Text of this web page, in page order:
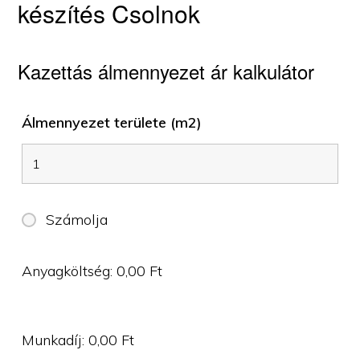
készítés Csolnok
Kazettás álmennyezet ár kalkulátor
Álmennyezet területe (m2)
Számolja
Anyagköltség:0,00 Ft
Munkadíj:0,00 Ft